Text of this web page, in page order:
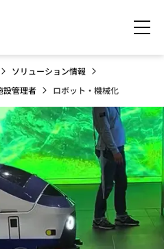
ソリューション情報
設管理者 ロボット・機械化